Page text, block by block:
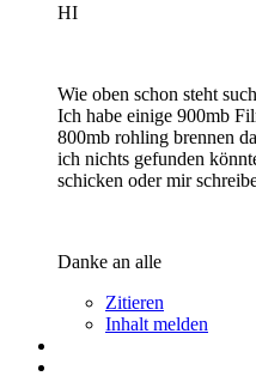
HI
Wie oben schon steht
Ich habe einige 900mb
800mb rohling brennen
ich nichts gefunden
schicken oder mir
Danke an alle
Zitieren
Inhalt melden